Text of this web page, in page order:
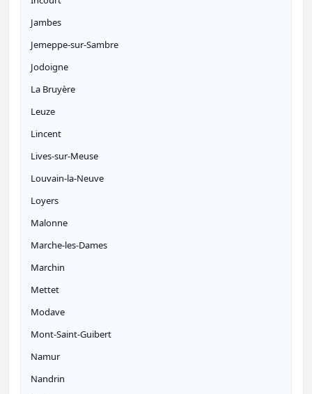
Jambes
Jemeppe-sur-Sambre
Jodoigne
La Bruyère
Leuze
Lincent
Lives-sur-Meuse
Louvain-la-Neuve
Loyers
Malonne
Marche-les-Dames
Marchin
Mettet
Modave
Mont-Saint-Guibert
Namur
Nandrin